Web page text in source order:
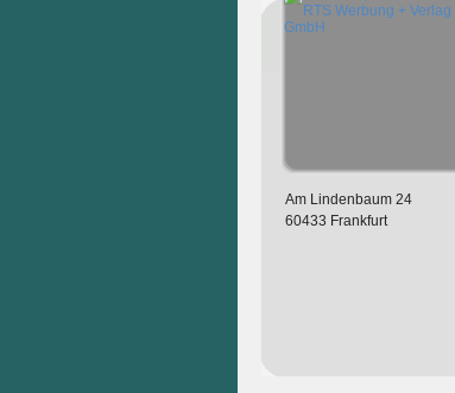
Am Lindenbaum 24
60433 Frankfurt